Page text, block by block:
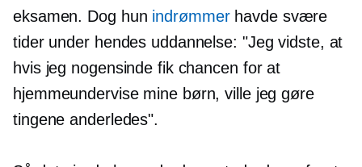
eksamen. Dog hun indrømmerhavde svære
tider under hendes uddannelse: "Jeg vidste, at
hvis jeg nogensinde fik chancen for at
hjemmeundervise mine børn, ville jeg gøre
tingene anderledes".